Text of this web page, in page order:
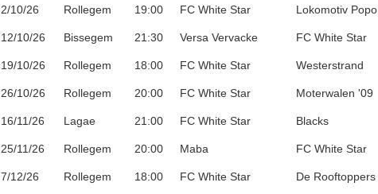
2/10/26 Rollegem 19:00 FC White Star Lokomotiv Popo
12/10/26 Bissegem 21:30 Versa Vervacke FC White Star
19/10/26 Rollegem 18:00 FC White Star Westerstrand
26/10/26 Rollegem 20:00 FC White Star Moterwalen '09
16/11/26 Lagae 21:00 FC White Star Blacks
25/11/26 Rollegem 20:00 Maba FC White Star
7/12/26 Rollegem 18:00 FC White Star De Rooftoppers